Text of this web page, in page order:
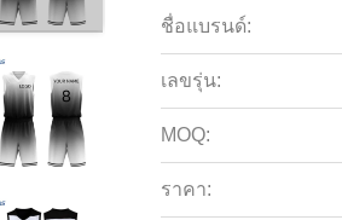
ชื่อแบรนด์:
เลขรุ่น:
MOQ:
ราคา: